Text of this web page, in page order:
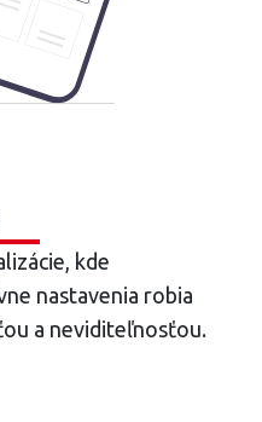
kde
nastavenia robia
a neviditeľnosťou.